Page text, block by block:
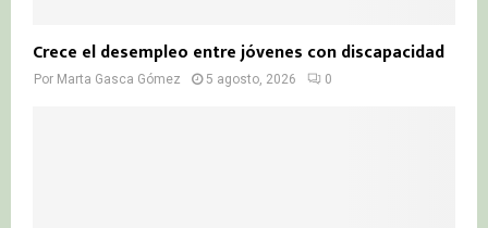
Crece el desempleo entre jóvenes con discapacidad
Por Marta Gasca Gómez 5 agosto, 2026 0